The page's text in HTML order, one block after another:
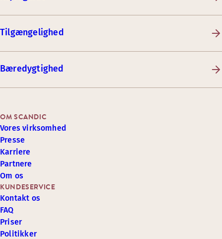
Tilgængelighed
Bæredygtighed
KUNDESERVICE
Kontakt os
FAQ
Priser
Politikker
OM SCANDIC
Vores virksomhed
Presse
Karriere
Partnere
Om os